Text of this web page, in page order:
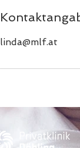
linda@mlf.at